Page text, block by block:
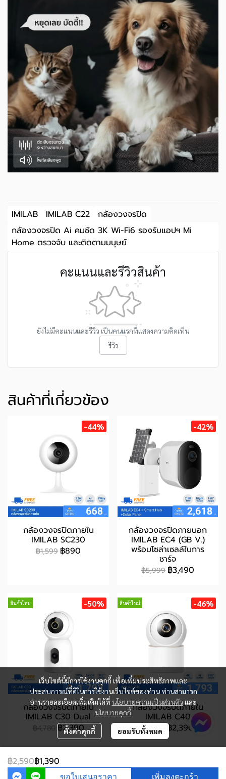
IMILAB IMILAB C22
กล้องวงจรปิด
กล้องวงจรปิด Ai คมชัด 3K Wi-Fi6 รองรับแอปฯ Mi
Home ตรวจจับ และติดตามมนุษย์
คะแนนและรีวิวสินค้า
ยังไม่มีคะแนนและรีวิว เป็นคนแรกที่แสดงความคิดเห็น
รีวิว
สินค้าที่เกี่ยวข้อง
-44%
กล้องวงจรปิดภายใน
IMILAB SC230
฿1,599 ฿890
-42%
กล้องวงจรปิดภายนอก
IMILAB EC4 (GB V.)
พร้อมโซล่าเซลล์ในการ
ชาร์จ
฿5,999 ฿3,490
สินค้าใหม่ -50%
กล้องวงจรปิดภายใน
IMILAB C30 Dual
฿4,780 ฿2,390
สินค้าใหม่ -46%
กล้องวงจรปิดภายใน
IMILAB C40
฿4,390 ฿2,390
฿2,590฿1,390
เว็บไซต์นี้มีการใช้งานคุกกี้ เพื่อเพิ่มประสิทธิภาพและ
ประสบการณ์ที่ดีในการใช้งานเว็บไซต์ของท่าน ท่านสามารถ
อ่านรายละเอียดเพิ่มเติมได้ที่ นโยบายความเป็นส่วนตัว และ
นโยบายคุกกี้
ตั้งค่าคุกกี้ ยอมรับทั้งหมด